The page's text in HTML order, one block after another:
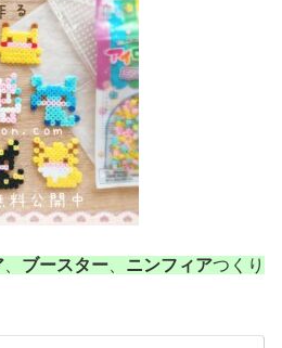
ブースター ニンフィアつくり